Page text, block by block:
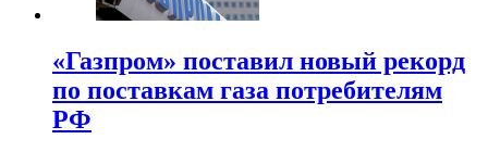
«Газпром» поставил новый рекорд
по поставкам газа потребителям
РФ